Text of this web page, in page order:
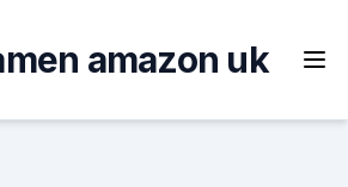
amazon uk